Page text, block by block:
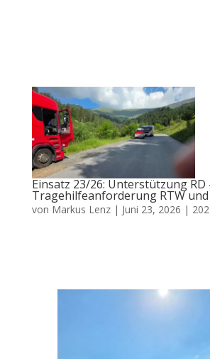
Einsatz 23/26: Unterstützung RD
Tragehilfeanforderung RTW
von Markus Lenz| Juni 23, 2026 |